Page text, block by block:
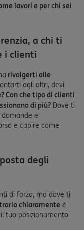
lavori e per chi sei
a chi ti
i clienti
rivolgerti alle
agli altri, devi
Con che tipo di clienti
di più? Dove ti
è
e capire come
degli
di forza, ma dove ti
chiaramente è
tuo posizionamento